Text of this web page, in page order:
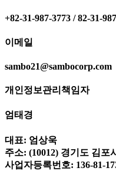
+82-31-987-3773 / 82-31-
이메일
sambo21@sambocorp.com
개인정보관리책임자
엄태경
대표: 엄상욱
주소: (10012) 경기도 김포
사업자등록번호: 136-81-